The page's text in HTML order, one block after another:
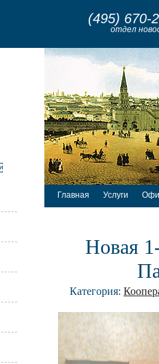
(495) 670-
отдел
Главная Услуги
Новая
Категория: